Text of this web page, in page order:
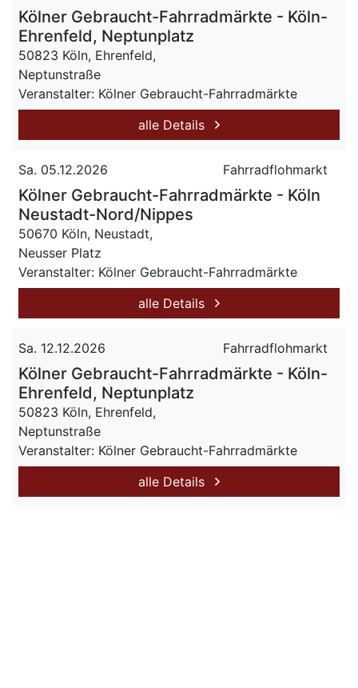
Kölner Gebraucht-Fahrradmärkte - Köln-
Ehrenfeld, Neptunplatz
50823 Köln, Ehrenfeld,
Neptunstraße
Veranstalter: Kölner Gebraucht-Fahrradmärkte
alle Details
Sa. 05.12.2026 Fahrradflohmarkt
Kölner Gebraucht-Fahrradmärkte - Köln
Neustadt-Nord/Nippes
50670 Köln, Neustadt,
Neusser Platz
Veranstalter: Kölner Gebraucht-Fahrradmärkte
alle Details
Sa. 12.12.2026 Fahrradflohmarkt
Kölner Gebraucht-Fahrradmärkte - Köln-
Ehrenfeld, Neptunplatz
50823 Köln, Ehrenfeld,
Neptunstraße
Veranstalter: Kölner Gebraucht-Fahrradmärkte
alle Details